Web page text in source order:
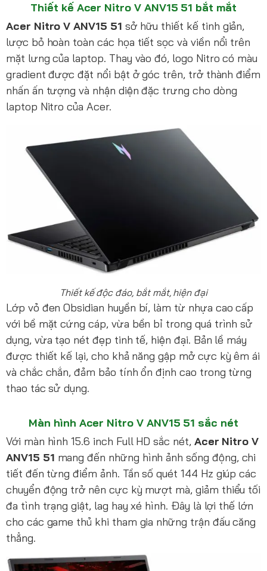
Thiết kế Acer Nitro V ANV15 51 bắt mắt
Acer Nitro V ANV15 51 sở hữu thiết kế tinh giản,
lược bỏ hoàn toàn các họa tiết sọc và viền nổi trên
mặt lưng của laptop. Thay vào đó, logo Nitro có màu
gradient được đặt nổi bật ở góc trên, trở thành điểm
nhấn ấn tượng và nhận diện đặc trưng cho dòng
laptop Nitro của Acer.
Thiết kế độc đáo, bắt mắt, hiện đại
Lớp vỏ đen Obsidian huyền bí, làm từ nhựa cao cấp
với bề mặt cứng cáp, vừa bền bỉ trong quá trình sử
dụng, vừa tạo nét đẹp tinh tế, hiện đại. Bản lề máy
được thiết kế lại, cho khả năng gập mở cực kỳ êm ái
và chắc chắn, đảm bảo tính ổn định cao trong từng
thao tác sử dụng.
Màn hình Acer Nitro V ANV15 51 sắc nét
Với màn hình 15.6 inch Full HD sắc nét, Acer Nitro V
ANV15 51 mang đến những hình ảnh sống động, chi
tiết đến từng điểm ảnh. Tần số quét 144 Hz giúp các
chuyển động trở nên cực kỳ mượt mà, giảm thiểu tối
đa tình trạng giật, lag hay xé hình. Đây là lợi thế lớn
cho các game thủ khi tham gia những trận đấu căng
thẳng.